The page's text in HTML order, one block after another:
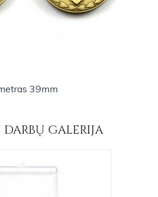
39mm
GALERIJA